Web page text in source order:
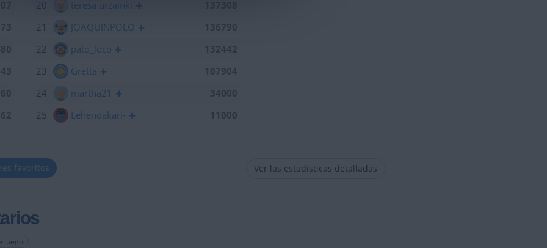
20
teresa urzainki
21
JOAQUINPOLO
22
pato_loco
23
Gretta
24
martha21
25
Lehendakari-
favoritos Ver las estadísticas detalladas
juego